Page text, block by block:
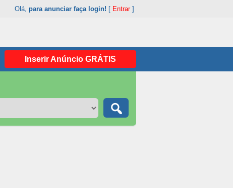
Olá, para anunciar faça login! [ Entrar]
Inserir Anúncio GRÁTIS